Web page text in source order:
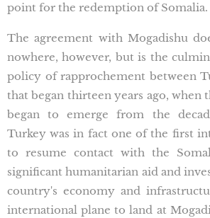
point for the redemption of Somalia.
The agreement with Mogadishu
nowhere, however, but is the
policy of rapprochement between
that began thirteen years ago, when
began to emerge from the
Turkey was in fact one of the first
to resume contact with the
significant humanitarian aid and
country's economy and
international plane to land at